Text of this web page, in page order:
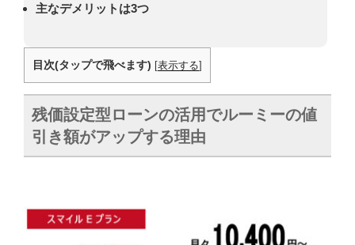
主なデメリットは3つ
目次(タップで飛べます) [表示する]
残価設定型ローンの活用でルーミーの値
引き額がアップする理由